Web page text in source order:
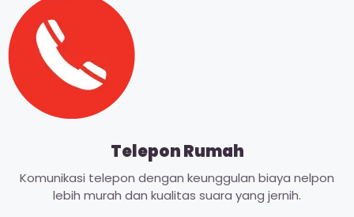
Telepon Rumah
Komunikasi telepon dengan keunggulan biaya nelpon
lebih murah dan kualitas suara yang jernih.